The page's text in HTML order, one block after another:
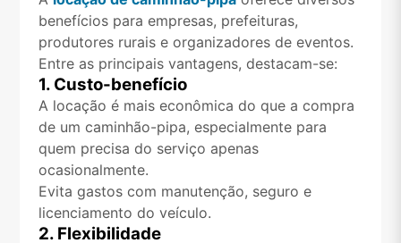
benefícios para empresas, prefeituras,
produtores rurais e organizadores de eventos.
Entre as principais vantagens, destacam-se:
1. Custo-benefício
A locação é mais econômica do que a compra
de um caminhão-pipa, especialmente para
quem precisa do serviço apenas
ocasionalmente.
Evita gastos com manutenção, seguro e
licenciamento do veículo.
2. Flexibilidade